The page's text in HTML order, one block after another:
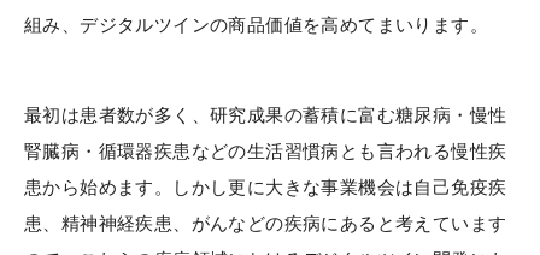
組み、デジタルツインの商品価値を高めてまいります。
最初は患者数が多く、研究成果の蓄積に富む糖尿病・慢性
腎臓病・循環器疾患などの生活習慣病とも言われる慢性疾
患から始めます。しかし更に大きな事業機会は自己免疫疾
患、精神神経疾患、がんなどの疾病にあると考えています